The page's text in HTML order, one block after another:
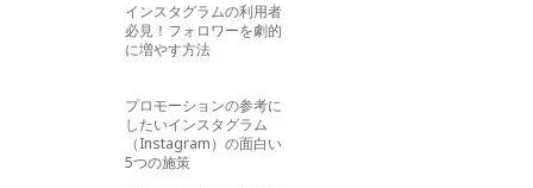
インスタグラムの利用者
必見！フォロワーを劇的
に増やす方法
プロモーションの参考に
したいインスタグラム
（Instagram）の面白い
5つの施策